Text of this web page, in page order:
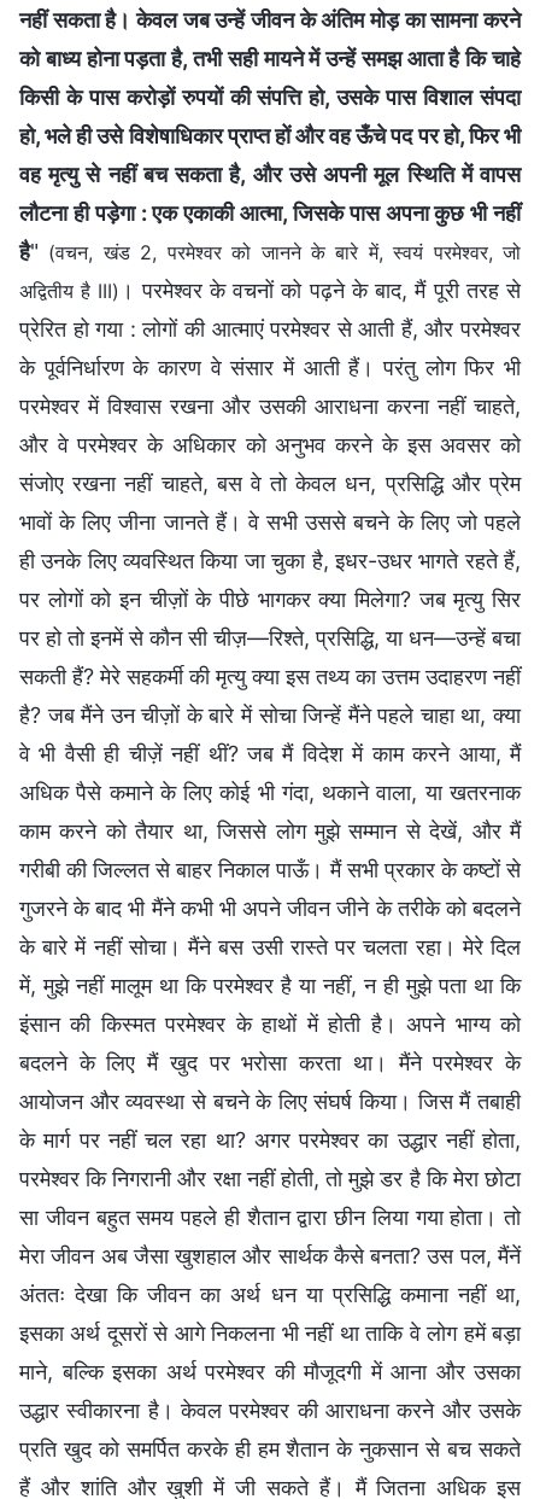
नहीं सकता है। केवल जब उन्हें जीवन के अंतिम मोड़ का सामना करने
को बाध्य होना पड़ता है, तभी सही मायने में उन्हें समझ आता है कि चाहे
किसी के पास करोड़ों रुपयों की संपत्ति हो, उसके पास विशाल संपदा
हो, भले ही उसे विशेषाधिकार प्राप्त हों और वह ऊँचे पद पर हो, फिर भी
वह मृत्यु से नहीं बच सकता है, और उसे अपनी मूल स्थिति में वापस
लौटना ही पड़ेगा : एक एकाकी आत्मा, जिसके पास अपना कुछ भी नहीं
है" (वचन, खंड 2, परमेश्वर को जानने के बारे में, स्वयं परमेश्वर, जो
अद्वितीय है III) । परमेश्वर के वचनों को पढ़ने के बाद, मैं पूरी तरह से
प्रेरित हो गया : लोगों की आत्माएं परमेश्वर से आती हैं, और परमेश्वर
के पूर्वनिर्धारण के कारण वे संसार में आती हैं। परंतु लोग फिर भी
परमेश्वर में विश्वास रखना और उसकी आराधना करना नहीं चाहते,
और वे परमेश्वर के अधिकार को अनुभव करने के इस अवसर को
संजोए रखना नहीं चाहते, बस वे तो केवल धन, प्रसिद्धि और प्रेम
भावों के लिए जीना जानते हैं। वे सभी उससे बचने के लिए जो पहले
ही उनके लिए व्यवस्थित किया जा चुका है, इधर-उधर भागते रहते हैं,
पर लोगों को इन चीज़ों के पीछे भागकर क्या मिलेगा? जब मृत्यु सिर
पर हो तो इनमें से कौन सी चीज़—रिश्ते, प्रसिद्धि, या धन—उन्हें बचा
सकती हैं? मेरे सहकर्मी की मृत्यु क्या इस तथ्य का उत्तम उदाहरण नहीं
है? जब मैंने उन चीज़ों के बारे में सोचा जिन्हें मैंने पहले चाहा था, क्या
वे भी वैसी ही चीज़ें नहीं थीं? जब मैं विदेश में काम करने आया, मैं
अधिक पैसे कमाने के लिए कोई भी गंदा, थकाने वाला, या खतरनाक
काम करने को तैयार था, जिससे लोग मुझे सम्मान से देखें, और मैं
गरीबी की जिल्लत से बाहर निकाल पाऊँ। मैं सभी प्रकार के कष्टों से
गुजरने के बाद भी मैंने कभी भी अपने जीवन जीने के तरीके को बदलने
के बारे में नहीं सोचा। मैंने बस उसी रास्ते पर चलता रहा। मेरे दिल
में, मुझे नहीं मालूम था कि परमेश्वर है या नहीं, न ही मुझे पता था कि
इंसान की किस्मत परमेश्वर के हाथों में होती है। अपने भाग्य को
बदलने के लिए मैं खुद पर भरोसा करता था। मैंने परमेश्वर के
आयोजन और व्यवस्था से बचने के लिए संघर्ष किया। जिस मैं तबाही
के मार्ग पर नहीं चल रहा था? अगर परमेश्वर का उद्धार नहीं होता,
परमेश्वर कि निगरानी और रक्षा नहीं होती, तो मुझे डर है कि मेरा छोटा
सा जीवन बहुत समय पहले ही शैतान द्वारा छीन लिया गया होता। तो
मेरा जीवन अब जैसा खुशहाल और सार्थक कैसे बनता? उस पल, मैंनें
अंततः देखा कि जीवन का अर्थ धन या प्रसिद्धि कमाना नहीं था,
इसका अर्थ दूसरों से आगे निकलना भी नहीं था ताकि वे लोग हमें बड़ा
माने, बल्कि इसका अर्थ परमेश्वर की मौजूदगी में आना और उसका
उद्धार स्वीकारना है। केवल परमेश्वर की आराधना करने और उसके
प्रति खुद को समर्पित करके ही हम शैतान के नुकसान से बच सकते
हैं और शांति और खुशी में जी सकते हैं। मैं जितना अधिक इस